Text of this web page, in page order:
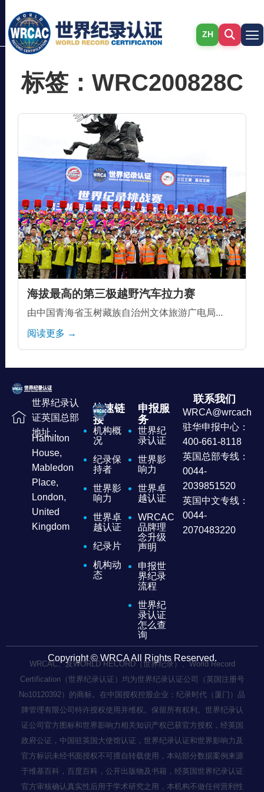
ZH
标签：WRC200828C
海拔最高的第三极越野汽车拉力赛
由中国青海省玉树藏族自治州文体旅游广电局...
阅读更多 →
世界纪录认
证英国总部
地址：
Hamilton
House,
Mabledon
Place,
London,
United
Kingdom
快速链
接
机构概
况
纪录保
持者
世界影
响力
世界卓
越认证
纪录片
机构动
态
申报服
务
世界纪
录认证
世界影
响力
世界卓
越认证
WRCAC
品牌理
念升级
声明
申报世
界纪录
流程
世界纪
录认证
怎么查
询
联系我们
驻华申报中心：
400-661-8118
英国总部专线：
0044-
2039851520
英国中文专线：
0044-
2070483220
Copyright © WRCA All Rights Reserved.
WRCAC、及WORLD RECORD（世界纪录）、World Record
Certification（世界纪录认证）均为世界纪录认证公司（英国注册号
No10120392）的商标。在中国授权控股企业：纪录时代（厦门）品
牌管理有限公司特许授权使用并维权。保留所有权利。世界纪录认
证公司官方图标和世界影响力相关知识产权已获官方授权，经英国
政府公证，中国驻英国大使馆认证，世界纪录认证和世界影响力及
官方标识未经书面授权不可擅自转载使用，本站部分数据案例来源
于维基百科，百度百科，公开出版物及书籍，经英国世界纪录认证
官方审核确认真实性后用于学术研究之用，本机构不做任何营利性